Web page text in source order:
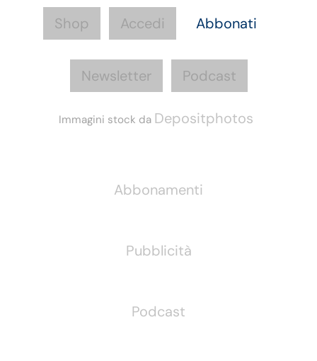
Shop Accedi Abbonati
Newsletter Podcast
Immagini stock da Depositphotos
Abbonamenti
Pubblicità
Podcast